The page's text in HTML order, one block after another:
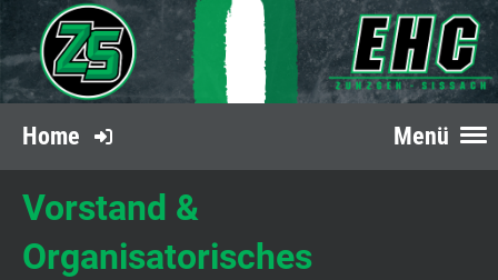
Menü
Home
Vorstand &
Organisatorisches